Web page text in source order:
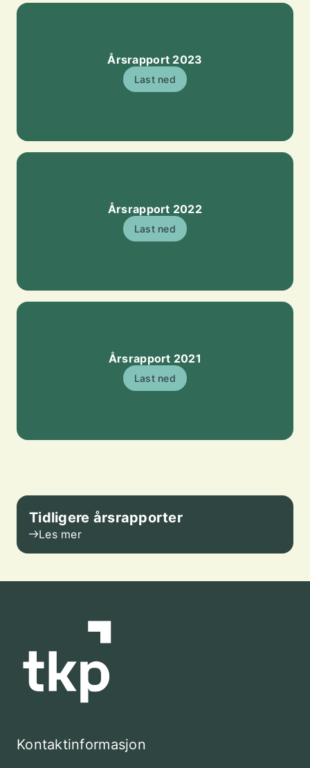
Årsrapport 2023
Last ned
Årsrapport 2022
Last ned
Årsrapport 2021
Last ned
Tidligere årsrapporter
Les mer
Kontaktinformasjon